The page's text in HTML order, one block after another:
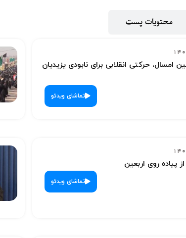
محتویات پست
امسال، حرکتی انقلابی برای نابودی یزیدیان
تماشای ویدئو
پیاده روی اربعین
تماشای ویدئو